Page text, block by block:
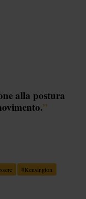
alla postura
”
#Kensington